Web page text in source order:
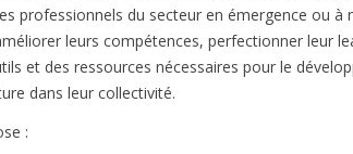
professionnels du secteur en émergence ou à
leurs compétences, perfectionner leur
et des ressources nécessaires pour le
dans leur collectivité.
: